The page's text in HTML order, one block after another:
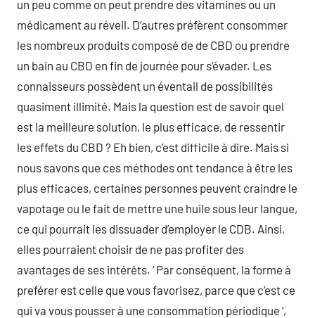
un peu comme on peut prendre des vitamines ou un
médicament au réveil. D’autres préfèrent consommer
les nombreux produits composé de de CBD ou prendre
un bain au CBD en fin de journée pour s’évader. Les
connaisseurs possèdent un éventail de possibilités
quasiment illimité. Mais la question est de savoir quel
est la meilleure solution, le plus efficace, de ressentir
les effets du CBD ? Eh bien, c’est difficile à dire. Mais si
nous savons que ces méthodes ont tendance à être les
plus efficaces, certaines personnes peuvent craindre le
vapotage ou le fait de mettre une huile sous leur langue,
ce qui pourrait les dissuader d’employer le CDB. Ainsi,
elles pourraient choisir de ne pas profiter des
avantages de ses intérêts. ‘ Par conséquent, la forme à
preférer est celle que vous favorisez, parce que c’est ce
qui va vous pousser à une consommation périodique ‘,